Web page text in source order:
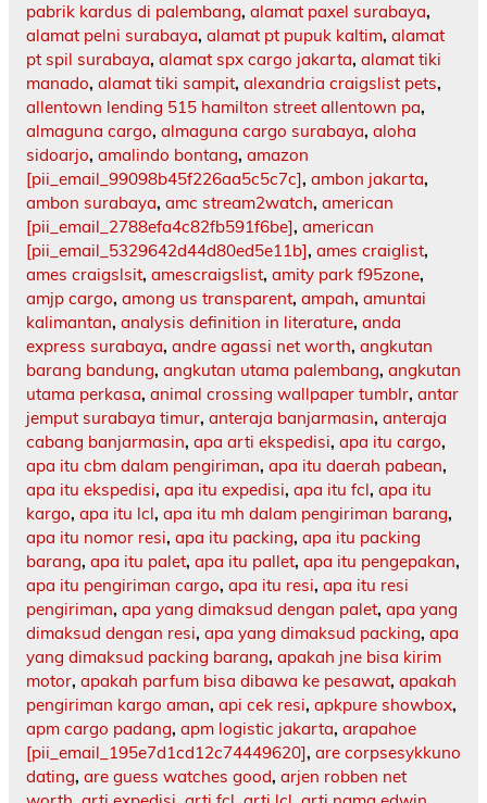
pabrik kardus di palembang, alamat paxel surabaya,
alamat pelni surabaya, alamat pt pupuk kaltim, alamat
pt spil surabaya, alamat spx cargo jakarta, alamat tiki
manado, alamat tiki sampit, alexandria craigslist pets,
allentown lending 515 hamilton street allentown pa,
almaguna cargo, almaguna cargo surabaya, aloha
sidoarjo, amalindo bontang, amazon
[pii_email_99098b45f226aa5c5c7c], ambon jakarta,
ambon surabaya, amc stream2watch, american
[pii_email_2788efa4c82fb591f6be], american
[pii_email_5329642d44d80ed5e11b], ames craiglist,
ames craigslsit, amescraigslist, amity park f95zone,
amjp cargo, among us transparent, ampah, amuntai
kalimantan, analysis definition in literature, anda
express surabaya, andre agassi net worth, angkutan
barang bandung, angkutan utama palembang, angkutan
utama perkasa, animal crossing wallpaper tumblr, antar
jemput surabaya timur, anteraja banjarmasin, anteraja
cabang banjarmasin, apa arti ekspedisi, apa itu cargo,
apa itu cbm dalam pengiriman, apa itu daerah pabean,
apa itu ekspedisi, apa itu expedisi, apa itu fcl, apa itu
kargo, apa itu lcl, apa itu mh dalam pengiriman barang,
apa itu nomor resi, apa itu packing, apa itu packing
barang, apa itu palet, apa itu pallet, apa itu pengepakan,
apa itu pengiriman cargo, apa itu resi, apa itu resi
pengiriman, apa yang dimaksud dengan palet, apa yang
dimaksud dengan resi, apa yang dimaksud packing, apa
yang dimaksud packing barang, apakah jne bisa kirim
motor, apakah parfum bisa dibawa ke pesawat, apakah
pengiriman kargo aman, api cek resi, apkpure showbox,
apm cargo padang, apm logistic jakarta, arapahoe
[pii_email_195e7d1cd12c74449620], are corpsesykkuno
dating, are guess watches good, arjen robben net